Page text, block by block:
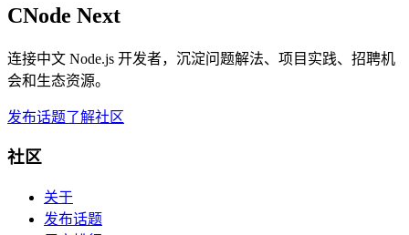
CNode Next
连接中文 Node.js 开发者，沉淀问题解法、项目实践、招聘机
会和生态资源。
发布话题了解社区
社区
关于
发布话题